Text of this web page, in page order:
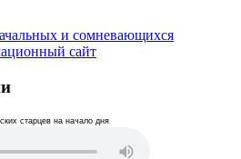
старцев на начало дня